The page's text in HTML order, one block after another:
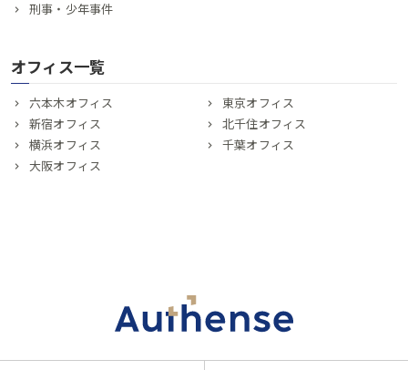
刑事・少年事件
オフィス一覧
六本木オフィス
東京オフィス
新宿オフィス
北千住オフィス
横浜オフィス
千葉オフィス
大阪オフィス